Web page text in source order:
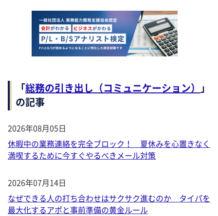
「総務の引き出し（コミュニケーション） 」
の記事
2026年08月05日
休暇中の業務連絡を完全ブロック！ 夏休みを心置きなく
満喫するために今すぐやるべきメール対策
2026年07月14日
なぜできる人の打ち合わせはサクサク進むのか タイパを
最大化するアポと事前準備の黄金ルール